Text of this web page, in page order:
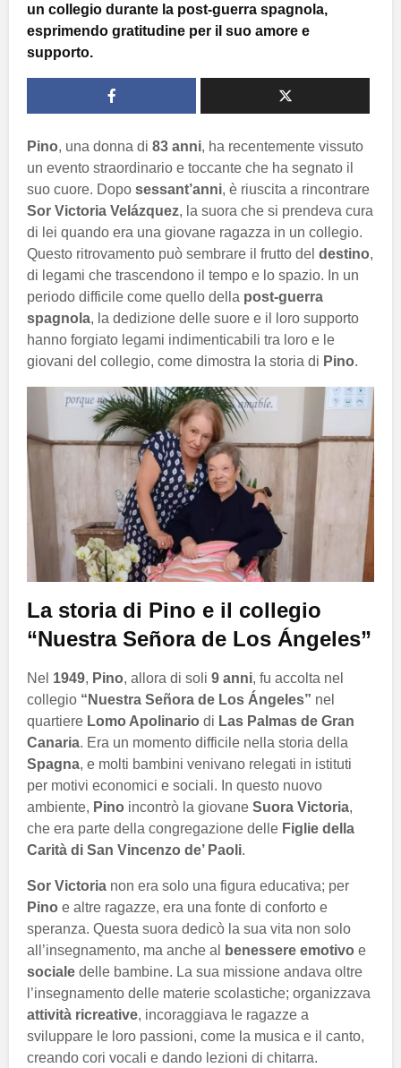
un collegio durante la post-guerra spagnola,
esprimendo gratitudine per il suo amore e
supporto.
Pino, una donna di 83 anni, ha recentemente vissuto
un evento straordinario e toccante che ha segnato il
suo cuore. Dopo sessant’anni, è riuscita a rincontrare
Sor Victoria Velázquez, la suora che si prendeva cura
di lei quando era una giovane ragazza in un collegio.
Questo ritrovamento può sembrare il frutto del destino,
di legami che trascendono il tempo e lo spazio. In un
periodo difficile come quello della post-guerra
spagnola, la dedizione delle suore e il loro supporto
hanno forgiato legami indimenticabili tra loro e le
giovani del collegio, come dimostra la storia di Pino.
La storia di Pino e il collegio
“Nuestra Señora de Los Ángeles”
Nel 1949, Pino, allora di soli 9 anni, fu accolta nel
collegio “Nuestra Señora de Los Ángeles” nel
quartiere Lomo Apolinario di Las Palmas de Gran
Canaria. Era un momento difficile nella storia della
Spagna, e molti bambini venivano relegati in istituti
per motivi economici e sociali. In questo nuovo
ambiente, Pino incontrò la giovane Suora Victoria,
che era parte della congregazione delle Figlie della
Carità di San Vincenzo de’ Paoli.
Sor Victoria non era solo una figura educativa; per
Pino e altre ragazze, era una fonte di conforto e
speranza. Questa suora dedicò la sua vita non solo
all’insegnamento, ma anche al
benessere emotivo e
sociale delle bambine. La sua missione andava oltre
l’insegnamento delle materie scolastiche; organizzava
attività ricreative, incoraggiava le ragazze a
sviluppare le loro passioni, come la musica e il canto,
creando cori vocali e dando lezioni di chitarra.